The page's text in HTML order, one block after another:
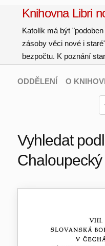
Knihovna Libri
Katolík má být
zásoby věci nové i
bezpočtu. K poznání
ODDĚLENÍ O
Vyhledat